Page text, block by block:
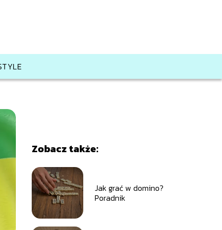
Zobacz także:
Jak grać w domino?
Poradnik